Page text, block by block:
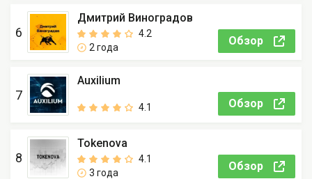
6
Дмитрий Виноградов
4.2
2 года
Обзор
7
Auxilium
4.1 Обзор
8
Tokenova
4.1
3 года
Обзор